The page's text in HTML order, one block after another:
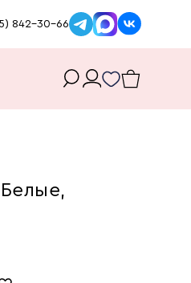
842-30-66